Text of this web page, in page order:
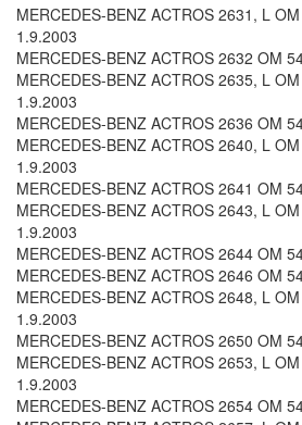
MERCEDES-BENZ ACTROS 2631, L
1.9.2003
MERCEDES-BENZ ACTROS 2632 OM
MERCEDES-BENZ ACTROS 2635, L
1.9.2003
MERCEDES-BENZ ACTROS 2636 OM
MERCEDES-BENZ ACTROS 2640, L
1.9.2003
MERCEDES-BENZ ACTROS 2641 OM
MERCEDES-BENZ ACTROS 2643, L
1.9.2003
MERCEDES-BENZ ACTROS 2644 OM
MERCEDES-BENZ ACTROS 2646 OM
MERCEDES-BENZ ACTROS 2648, L
1.9.2003
MERCEDES-BENZ ACTROS 2650 OM
MERCEDES-BENZ ACTROS 2653, L
1.9.2003
MERCEDES-BENZ ACTROS 2654 OM